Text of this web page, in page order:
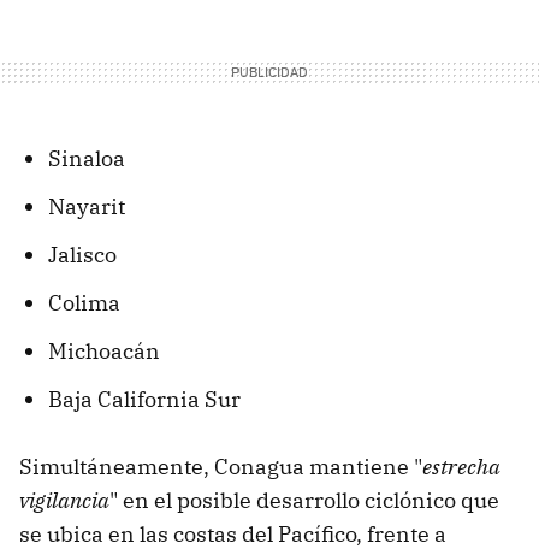
Sinaloa
Nayarit
Jalisco
Colima
Michoacán
Baja California Sur
Simultáneamente, Conagua mantiene "estrecha
vigilancia" en el posible desarrollo ciclónico que
se ubica en las costas del Pacífico, frente a